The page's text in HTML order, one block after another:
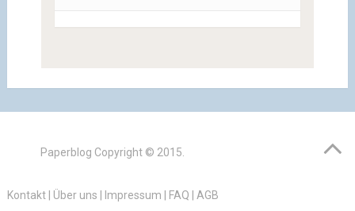
Paperblog Copyright © 2015.
Kontakt| Über uns | Impressum | FAQ | AGB